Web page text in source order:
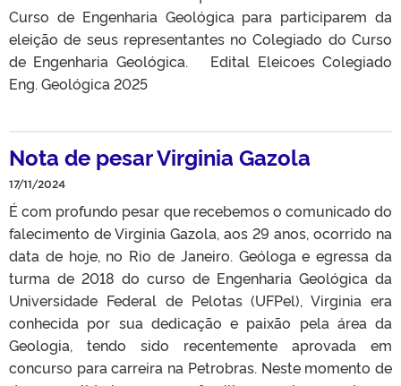
Curso de Engenharia Geológica para participarem da
eleição de seus representantes no Colegiado do Curso
de Engenharia Geológica. Edital Eleicoes Colegiado
Eng. Geológica 2025
Nota de pesar Virginia Gazola
17/11/2024
É com profundo pesar que recebemos o comunicado do
falecimento de Virginia Gazola, aos 29 anos, ocorrido na
data de hoje, no Rio de Janeiro. Geóloga e egressa da
turma de 2018 do curso de Engenharia Geológica da
Universidade Federal de Pelotas (UFPel), Virginia era
conhecida por sua dedicação e paixão pela área da
Geologia, tendo sido recentemente aprovada em
concurso para carreira na Petrobras. Neste momento de